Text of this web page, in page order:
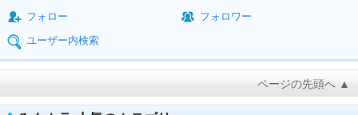
フォロー
フォロワー
ユーザー内検索
ページの先頭へ ▲